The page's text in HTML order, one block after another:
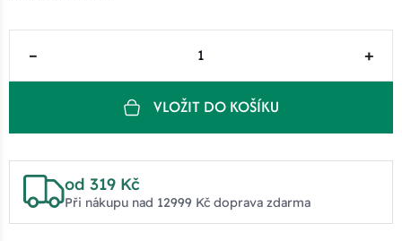
– +
VLOŽIT DO KOŠÍKU
od 319 Kč
Při nákupu nad 12999 Kč doprava zdarma